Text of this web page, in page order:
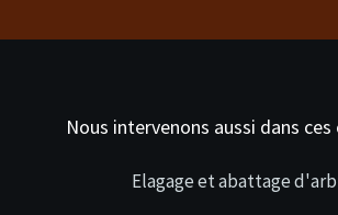
Nous intervenons aussi dans
Elagage et abattage